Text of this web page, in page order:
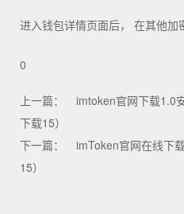
进入钱包详情页面后， 在其他加
0
上一篇：
imtoken官网下载1.0
下载15）
下一篇：
imToken官网在线下
15）